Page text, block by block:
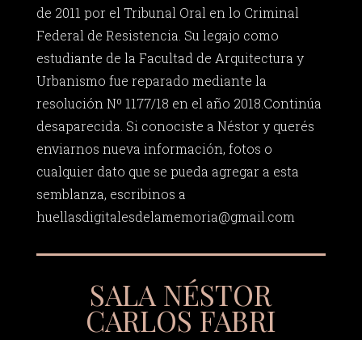
de 2011 por el Tribunal Oral en lo Criminal
Federal de Resistencia. Su legajo como
estudiante de la Facultad de Arquitectura y
Urbanismo fue reparado mediante la
resolución Nº 1177/18 en el año 2018.Continúa
desaparecida. Si conociste a Néstor y querés
enviarnos nueva información, fotos o
cualquier dato que se pueda agregar a esta
semblanza, escribinos a
huellasdigitalesdelamemoria@gmail.com
SALA NÉSTOR
CARLOS FABRI